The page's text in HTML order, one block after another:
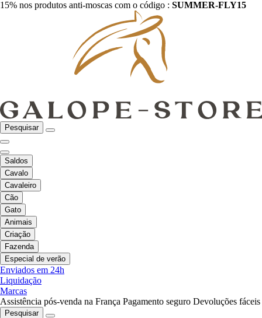
15% nos produtos anti-moscas com o código : SUMMER-FLY15
Pesquisar
Saldos
Cavalo
Cavaleiro
Cão
Gato
Animais
Criação
Fazenda
Especial de verão
Enviados em 24h
Liquidação
Marcas
Assistência pós-venda na França Pagamento seguro Devoluções fáceis
Pesquisar